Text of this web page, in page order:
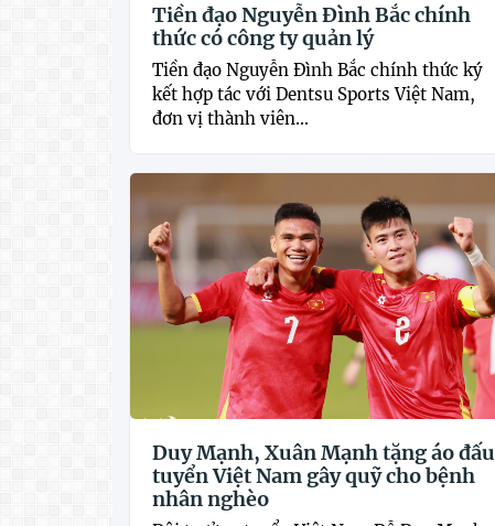
Tiền đạo Nguyễn Đình Bắc chính
thức có công ty quản lý
Tiền đạo Nguyễn Đình Bắc chính thức ký
kết hợp tác với Dentsu Sports Việt Nam,
đơn vị thành viên...
Duy Mạnh, Xuân Mạnh tặng áo đấu
tuyển Việt Nam gây quỹ cho bệnh
nhân nghèo